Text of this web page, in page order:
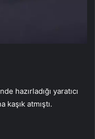
hazırladığı yaratıcı
kaşık atmıştı.